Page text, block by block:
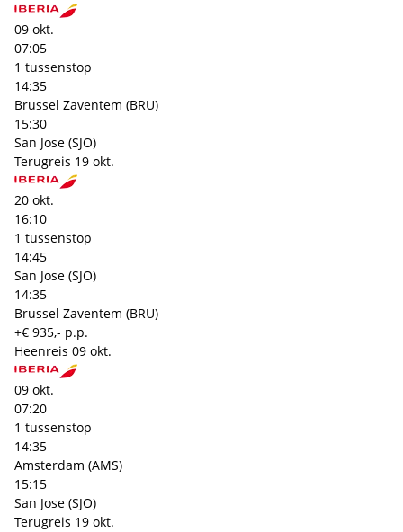
09 okt.
07:05
1 tussenstop
14:35
Brussel Zaventem (BRU)
15:30
San Jose (SJO)
Terugreis 19 okt.
20 okt.
16:10
1 tussenstop
14:45
San Jose (SJO)
14:35
Brussel Zaventem (BRU)
+€ 935,- p.p.
Heenreis 09 okt.
09 okt.
07:20
1 tussenstop
14:35
Amsterdam (AMS)
15:15
San Jose (SJO)
Terugreis 19 okt.